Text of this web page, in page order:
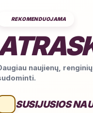
REKOMENDUOJAMA
naujienų,
SUSIJUSIOS